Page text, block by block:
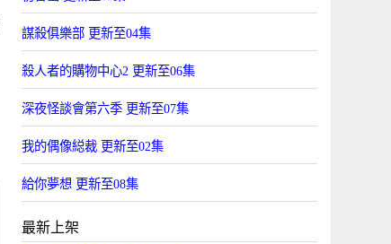
謀殺俱樂部 更新至04集
殺人者的購物中心2 更新至06集
深夜怪談會第六季 更新至07集
我的偶像縂裁 更新至02集
給你夢想 更新至08集
最新上架